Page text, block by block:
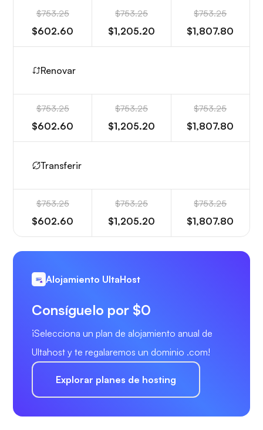
$753.25
$602.60
$753.25
$1,205.20
$753.25
$1,807.80
Renovar
$753.25
$602.60
$753.25
$1,205.20
$753.25
$1,807.80
Transferir
$753.25
$602.60
$753.25
$1,205.20
$753.25
$1,807.80
Alojamiento UltaHost
Consíguelo por $0
¡Selecciona un plan de alojamiento anual de
Ultahost y te regalaremos un dominio .com!
Explorar planes de hosting